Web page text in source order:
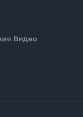
Видео